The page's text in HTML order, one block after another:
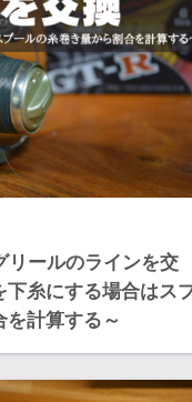
リールのラインを交
糸にする場合はス
を計算する～